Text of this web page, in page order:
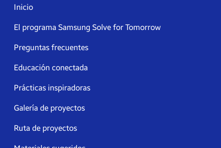
Inicio
El programa Samsung Solve for Tomorrow
Preguntas frecuentes
Educación conectada
Prácticas inspiradoras
Galería de proyectos
Ruta de proyectos